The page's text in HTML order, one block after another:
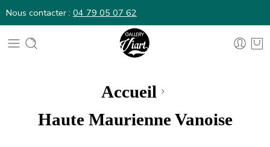
Nous contacter : 04 79 05 07 62
Accueil
Haute Maurienne Vanoise